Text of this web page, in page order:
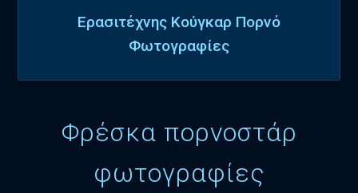
Ερασιτέχνης Κούγκαρ Πορνό
Φωτογραφίες
Φρέσκα πορνοστάρ
φωτογραφίες